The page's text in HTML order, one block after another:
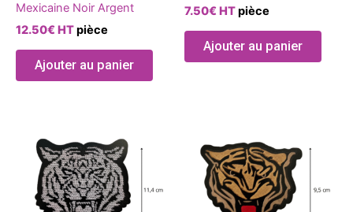
Mexicaine Noir Argent
12.50€ HTpièce
Ajouter au panier
7.50€ HTpièce
Ajouter au panier